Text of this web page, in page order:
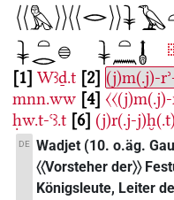
1 Wꜣḏ.t 2 (j)m(.j)-
mnn.ww 4
ḥw.t-ꜥꜣ.t 6 (j)r(.j-
DE Wadjet (10. o.äg.
〈〈Vorsteher der〉〉
Königsleute, Leiter